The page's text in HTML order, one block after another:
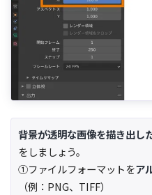
背景が透明な画像を描き出し
をしましょう。
①ファイルフォーマットをア
（例：PNG、TIFF）